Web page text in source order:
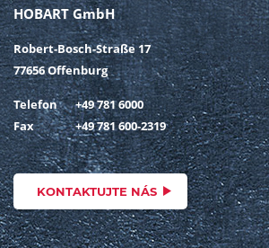
HOBART GmbH
Robert-Bosch-Straße 17
77656 Offenburg
Telefon
+49 781 6000
Fax
+49 781 600-2319
KONTAKTUJTE NÁS